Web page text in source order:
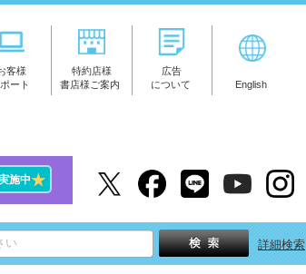
客様
ート
特約店様
書店様ご案内
広告
について
English
施中★
詳細検索